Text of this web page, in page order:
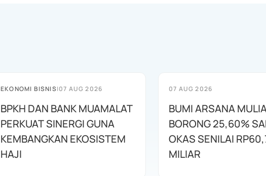
EKONOMI BISNIS|07 AUG 2026
BPKH DAN BANK MUAMALAT
PERKUAT SINERGI GUNA
KEMBANGKAN EKOSISTEM
HAJI
07 AUG 2026
BUMI ARSANA
BORONG 25,60%
OKAS SENILAI
MILIAR